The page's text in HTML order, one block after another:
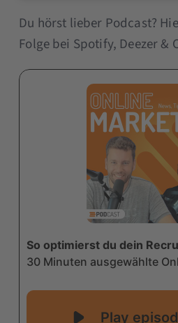
Du hörst lieber Podcast?
Folge bei Spotify, Deezer &